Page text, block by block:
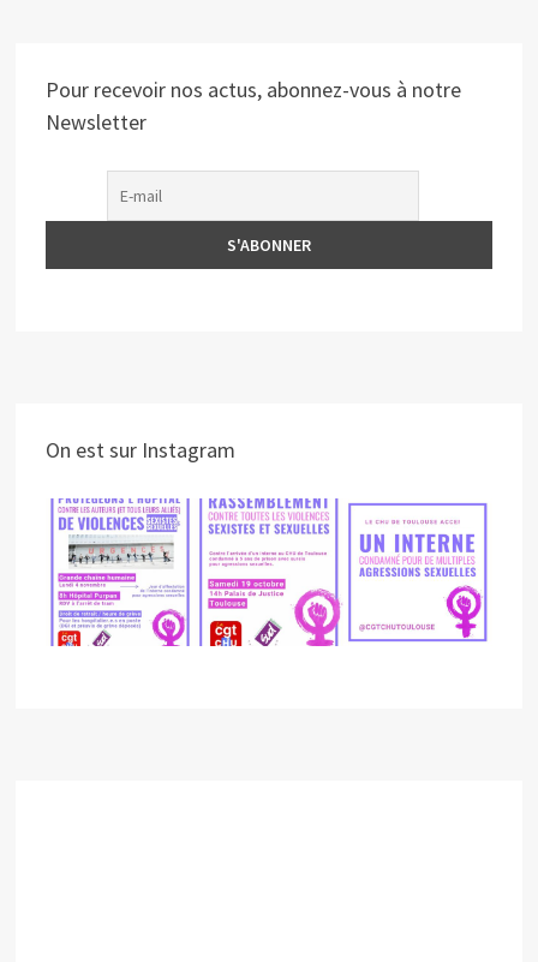
Pour recevoir nos actus, abonnez-vous à notre
Newsletter
On est sur Instagram